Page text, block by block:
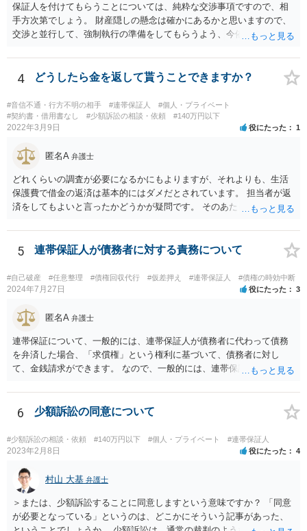
保証人を付けてもらうことについては、純粋な交渉事項ですので、相
手方次第でしょう。 財産隠しの懸念は確かにあるかと思いますので、
交渉と並行して、強制執行の準備をしてもらうよう、今依頼されてい
弁護士の探し方ですが、弁護士のウェブページなどがひとつの目安に
なります。 ただ、ウェブページの記載内容が確実というわけでもない
ので、実際に面談してみて、その弁護士ならどういう風に進めるか聞
いてみるのがよいと思います。
4 どうしたら金を返して貰うことできますか？
#音信不通・行方不明の相手 #連帯保証人
#個人・プライベート
#契約書・借用書なし
#少額訴訟の相談・依頼 #140万円以下
2022年3月9日 役にたった 1
匿名A 弁護士
どれくらいの調査が必要になるかにもよりますが、それよりも、生活
保護費で借金の返済は基本的にはダメだとされています。 担当者が返
済をしてもよいと言ったかどうかが疑問です。 そのあたりは、ネット
しい記事が出てきますので、一度見てみてもいいかもしれません。
5 連帯保証人が債務者に対する責務について
#自己破産 #任意整理 #債権回収代行 #仮差押え #連帯保証人 #債権の時効中断
2024年7月27日 役にたった 3
匿名A 弁護士
連帯保証について、一般的には、連帯保証人が債務者に代わって債務
を弁済した場合、「求償権」という権利に基づいて、債務者に対し
て、金銭請求ができます。 なので、一般的には、連帯保証人が代わり
者が連帯債務者に支払わなければならない、ということになります。
ご質問の構成の違いを確認されたい意図は分かりかねますが、結論と
しては、一般的には「求償権」に基づいて上記のような処理になるか
と思います。
6 少額訴訟の同意について
#少額訴訟の相談・依頼 #140万円以下 #個人・プライベート #連帯保証人
2023年2月8日 役にたった 4
村山 大基 弁護士
＞または、少額訴訟することに同意しますという意味ですか？ 「同意
が必要となっている」というのは、どこかにそういう記事があった、